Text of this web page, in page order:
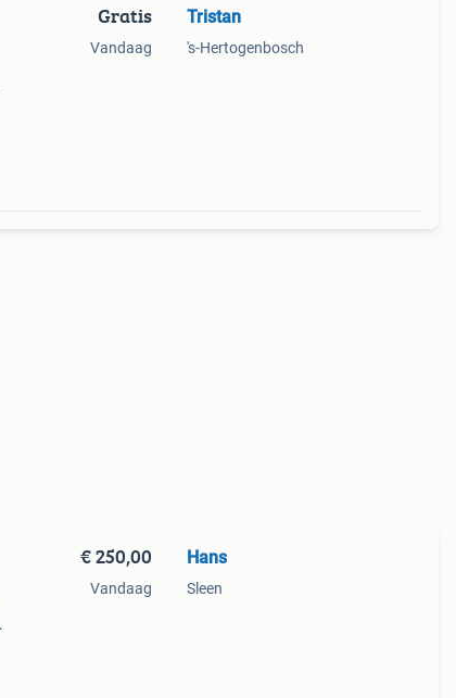
Gratis
Vandaag
Tristan
's-Hertogenbosch
€ 250,00
Vandaag
Hans
Sleen